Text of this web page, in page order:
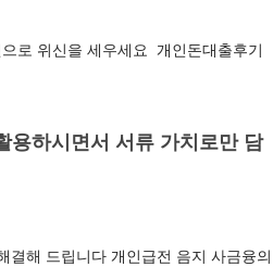
로 위신을 세우세요 개인돈대출후기
용하시면서 서류 가치로만 담
해 드립니다 개인급전 음지 사금융의